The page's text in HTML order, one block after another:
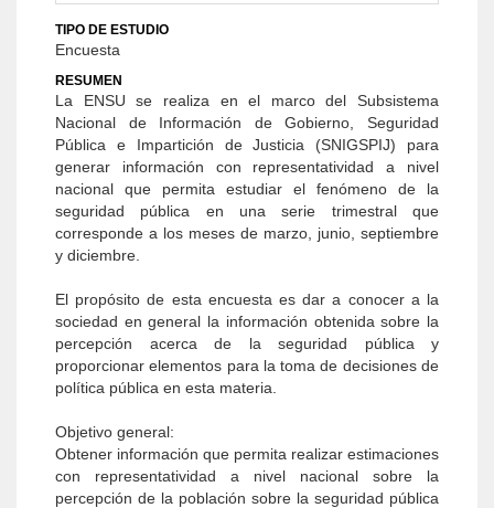
TIPO DE ESTUDIO
Encuesta
RESUMEN
La ENSU se realiza en el marco del Subsistema
Nacional de Información de Gobierno, Seguridad
Pública e Impartición de Justicia (SNIGSPIJ) para
generar información con representatividad a nivel
nacional que permita estudiar el fenómeno de la
seguridad pública en una serie trimestral que
corresponde a los meses de marzo, junio, septiembre
y diciembre.
El propósito de esta encuesta es dar a conocer a la
sociedad en general la información obtenida sobre la
percepción acerca de la seguridad pública y
proporcionar elementos para la toma de decisiones de
política pública en esta materia.
Objetivo general:
Obtener información que permita realizar esti­maciones
con representatividad a nivel nacional sobre la
percepción de la población sobre la se­guridad pública